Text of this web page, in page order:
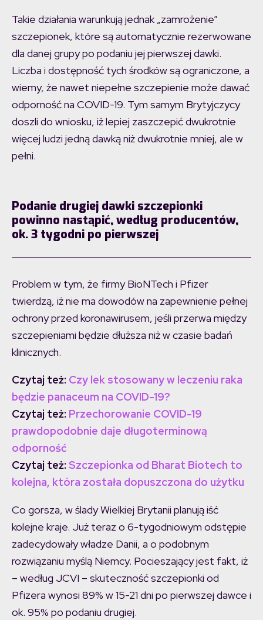
Takie działania warunkują jednak „zamrożenie”
szczepionek, które są automatycznie rezerwowane
dla danej grupy po podaniu jej pierwszej dawki.
Liczba i dostępność tych środków są ograniczone, a
wiemy, że nawet niepełne szczepienie może dawać
odporność na COVID-19. Tym samym Brytyjczycy
doszli do wniosku, iż lepiej zaszczepić dwukrotnie
więcej ludzi jedną dawką niż dwukrotnie mniej, ale w
pełni.
Podanie drugiej dawki szczepionki
powinno nastąpić, według producentów,
ok. 3 tygodni po pierwszej
Problem w tym, że firmy BioNTech i Pfizer
twierdzą, iż nie ma dowodów na zapewnienie pełnej
ochrony przed koronawirusem, jeśli przerwa między
szczepieniami będzie dłuższa niż w czasie badań
klinicznych.
Czytaj też: Czy lek stosowany w leczeniu raka
będzie panaceum na COVID-19?
Czytaj też: Przechorowanie COVID-19
prawdopodobnie daje długoterminową
odporność
Czytaj też: Szczepionka od Bharat Biotech to
kolejna, która została dopuszczona do użytku
Co gorsza, w ślady Wielkiej Brytanii planują iść
kolejne kraje. Już teraz o 6-tygodniowym odstępie
zadecydowały władze Danii, a o podobnym
rozwiązaniu myślą Niemcy. Pocieszający jest fakt, iż
– według JCVI – skuteczność szczepionki od
Pfizera wynosi 89% w 15-21 dni po pierwszej dawce i
ok. 95% po podaniu drugiej.